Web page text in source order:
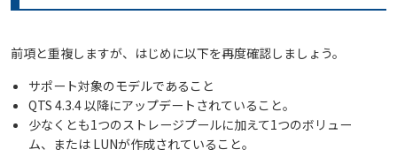
前項と重複しますが、はじめに以下を再度確認しましょう。
サポート対象のモデルであること
QTS 4.3.4 以降にアップデートされていること。
少なくとも1つのストレージプールに加えて1つのボリュー
ム、または LUNが作成されていること。